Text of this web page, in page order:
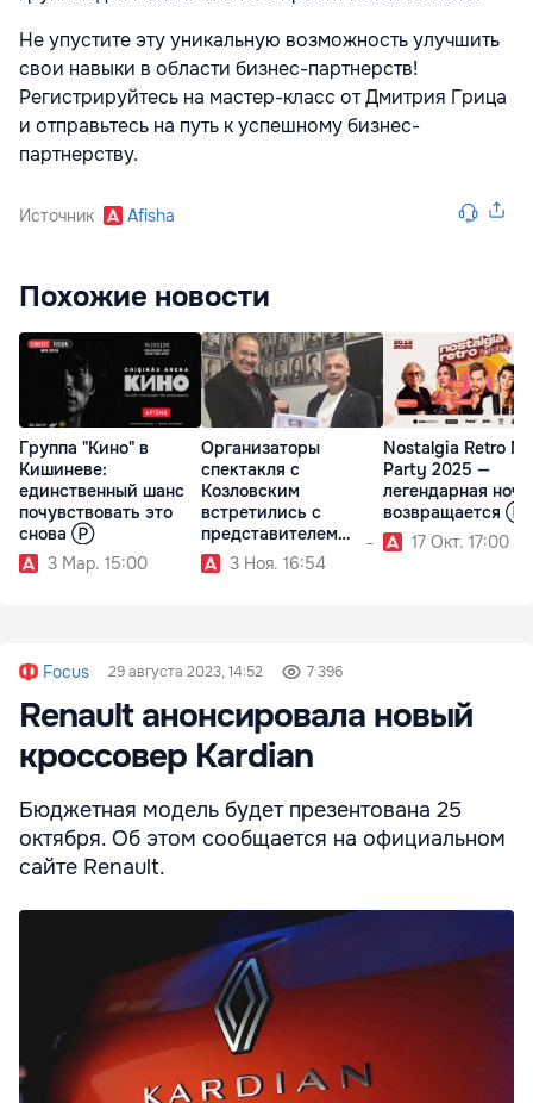
Не упустите эту уникальную возможность улучшить
свои навыки в области бизнес-партнерств!
Регистрируйтесь на мастер-класс от Дмитрия Грица
и отправьтесь на путь к успешному бизнес-
партнерству.
Источник Afisha
Похожие новости
Группа "Кино" в
Кишиневе:
единственный шанс
почувствовать это
снова Ⓟ
3 Мар. 15:00
Организаторы
спектакля с
Козловским
встретились с
представителем
театра Хармелина Ⓟ
3 Ноя. 16:54
Nostalgia Retro
Party 2025 —
легендарная ночь
возвращается Ⓟ
17 Окт. 17:00
Focus 29 августа 2023, 14:52 7 396
Renault анонсировала новый
кроссовер Kardian
Бюджетная модель будет презентована 25
октября. Об этом сообщается на официальном
сайте Renault.